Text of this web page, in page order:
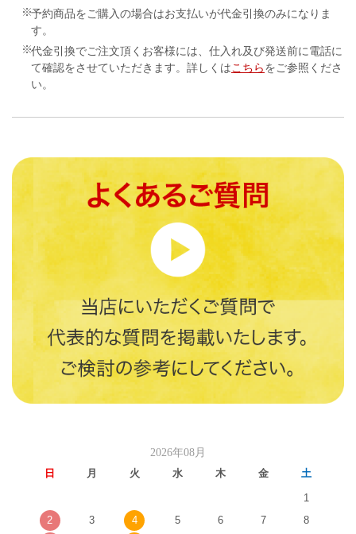
予約商品をご購入の場合はお支払いが代金引換のみになりま
す。
代金引換でご注文頂くお客様には、仕入れ及び発送前に電話に
て確認をさせていただきます。詳しくはこちらをご参照くださ
い。
2026年08月
日
月 火 水 木 金 土
1
2
3 4 5 6 7
8